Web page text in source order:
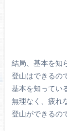
結局、基本を知
登山はできるの
基本を知ってい
無理なく、疲れ
登山ができるの